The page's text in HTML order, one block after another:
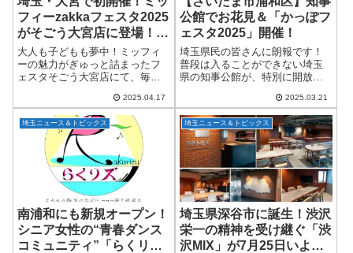
フィーzakkaフェスタ2025
がそごう大宮店に登場！フ
ァン必見の限定グッズ＆フ
ォトスポットも
大人も子どもも夢中！ミッフィ
ーの魅力がぎゅっと詰まったフ
ェスタそごう大宮店にて、毎年
ベント《ミッフィーzakkaフェス
タ》が、ついに埼玉で2025年版
のニューバージョンとして初開
催されます...
2025.04.17
公館でお花見＆「かっぽフ
ェスタ2025」開催！
埼玉県民の皆さんに朗報です！
普段は入ることができない埼玉
県の知事公館が、特別に開放さ
お花見を！withかっぽフェスタ
2025」が開催されます。今年も
美しい桜を眺めながら、おいし
いグルメや...
2025.03.21
埼玉ニュース＆トピックス
南浦和にも新規オープン！
シニア女性の“青春ダンス
コミュニティ”「らくリ
埼玉ニュース＆トピックス
埼玉県深谷市に誕生！渋沢
栄一の精神を受け継ぐ「渋
沢MIX」が7月25日いよい